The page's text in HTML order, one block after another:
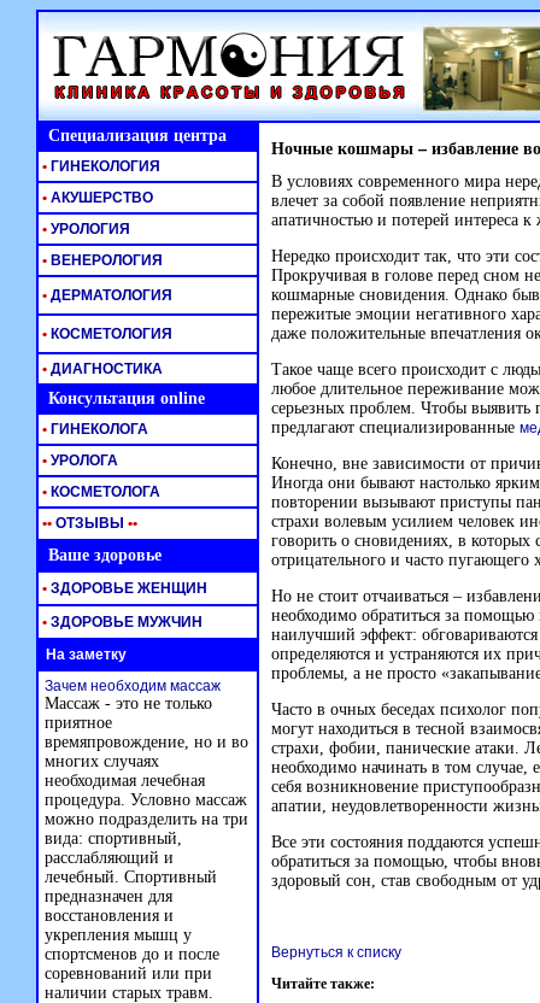
Специализация центра Ночные кошмары – избавление
В условиях современного мира
влечет за собой появление
апатичностью и потерей интереса
Нередко происходит так, что эти
Прокручивая в голове перед сном
кошмарные сновидения. Однако
пережитые эмоции негативного
даже положительные впечатления
Такое чаще всего происходит с
любое длительное переживание
серьезных проблем. Чтобы выявить
предлагают специализированные
Конечно, вне зависимости от
Иногда они бывают настолько
повторении вызывают приступы
страхи волевым усилием человек
говорить о сновидениях, в
отрицательного и часто пугающего
Но не стоит отчаиваться –
необходимо обратиться за помощью
наилучший эффект:
определяются и устраняются их
проблемы, а не просто
Часто в очных беседах психолог
могут находиться в тесной
страхи, фобии, панические атаки.
необходимо начинать в том
себя возникновение
апатии, неудовлетворенности
Все эти состояния поддаются
обратиться за помощью, чтобы
здоровый сон, став свободным от
Вернуться к списку
Читайте также:
• ГИНЕКОЛОГИЯ
• АКУШЕРСТВО
• УРОЛОГИЯ
• ВЕНЕРОЛОГИЯ
• ДЕРМАТОЛОГИЯ
• КОСМЕТОЛОГИЯ
• ДИАГНОСТИКА
Консультация online
• ГИНЕКОЛОГА
• УРОЛОГА
• КОСМЕТОЛОГА
•• ОТЗЫВЫ ••
Ваше здоровье
• ЗДОРОВЬЕ ЖЕНЩИН
• ЗДОРОВЬЕ МУЖЧИН
На заметку
Зачем необходим массаж
Массаж - это не только
приятное
времяпровождение, но и во
многих случаях
необходимая лечебная
процедура. Условно массаж
можно подразделить на три
вида: спортивный,
расслабляющий и
лечебный. Спортивный
предназначен для
восстановления и
укрепления мышц у
спортсменов до и после
соревнований или при
наличии старых травм.